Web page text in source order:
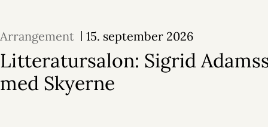
Arrangement 15. september 2026
Litteratursalon: Sigrid
med Skyerne